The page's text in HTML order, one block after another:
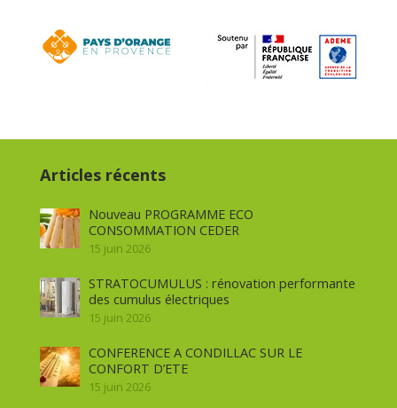
Articles récents
Nouveau PROGRAMME ECO
CONSOMMATION CEDER
15 juin 2026
STRATOCUMULUS : rénovation performante
des cumulus électriques
15 juin 2026
CONFERENCE A CONDILLAC SUR LE
CONFORT D’ETE
15 juin 2026